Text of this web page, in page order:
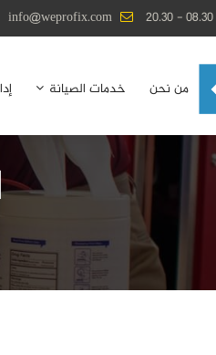
info@weprofix.com
من نحن خدمات الصيانة